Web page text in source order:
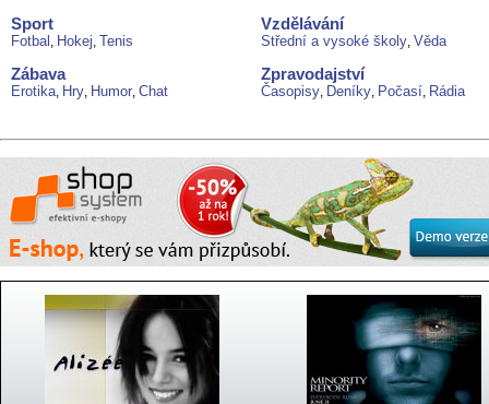
Sport
Fotbal , Hokej, Tenis
Zábava
Erotika, Hry, Humor, Chat
Vzdělávání
Střední a vysoké školy, Věda
Zpravodajství
Časopisy, Deníky, Počasí, Rádia